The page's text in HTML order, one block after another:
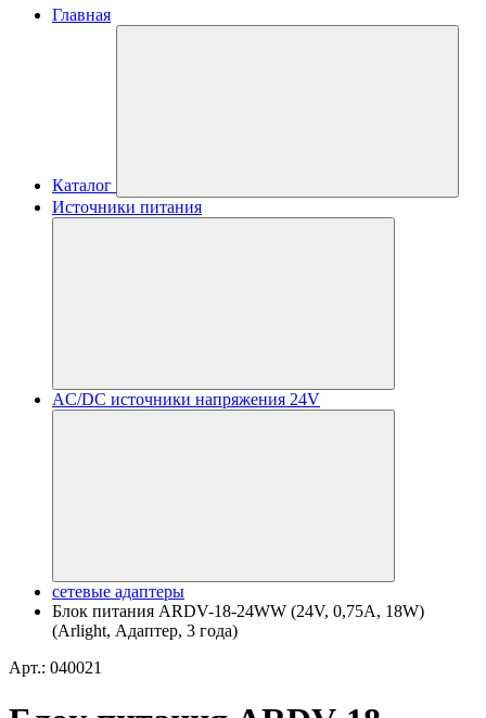
Главная
Каталог
Источники питания
AC/DC источники напряжения 24V
сетевые адаптеры
Блок питания ARDV-18-24WW (24V, 0,75A, 18W)
(Arlight, Адаптер, 3 года)
Арт.: 040021